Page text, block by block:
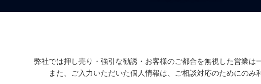
弊社では押し売り・強引な勧誘・お客様のご都合を無視した営業は
また、ご入力いただいた個人情報は、ご相談対応のためにのみ